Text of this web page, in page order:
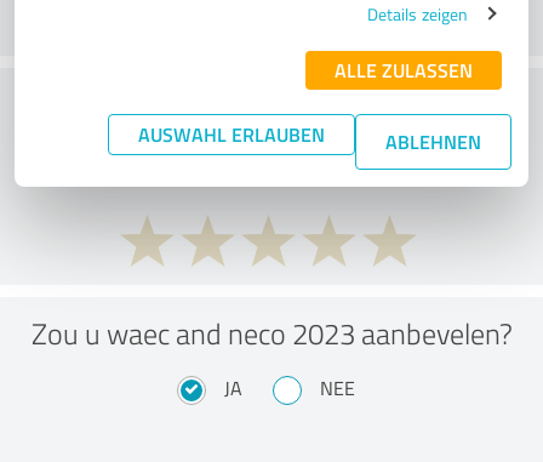
Details zeigen
ALLE ZULASSEN
AUSWAHL ERLAUBEN ABLEHNEN
Wat vind je van de prijs-
prestatieverhouding?
Zou u waec and neco 2023 aanbevelen?
JA NEE